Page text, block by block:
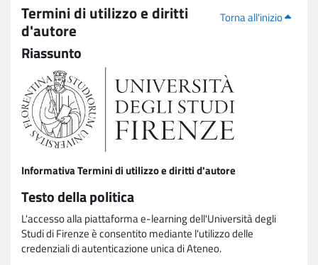
Torna all'inizio
Termini di utilizzo e diritti
d'autore
Riassunto
Informativa Termini di utilizzo e diritti d'autore
Testo della politica
L'accesso alla piattaforma e-learning dell'Università degli
Studi di Firenze è consentito mediante l'utilizzo delle
credenziali di autenticazione unica di Ateneo.